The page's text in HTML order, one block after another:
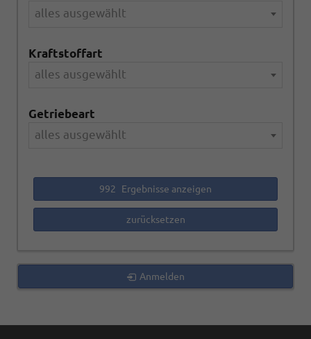
alles ausgewählt
Kraftstoffart
alles ausgewählt
Getriebeart
alles ausgewählt
992 Ergebnisse anzeigen
zurücksetzen
Anmelden